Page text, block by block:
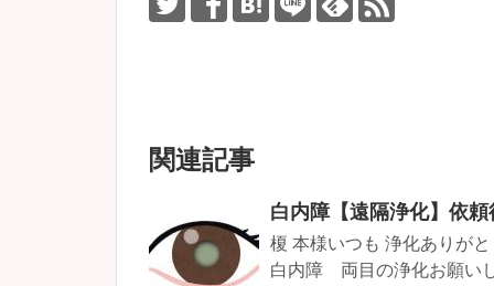
関連記事
白内障【遠隔浄化】依
榎 本様いつも 浄化ありが
白内障 両目の浄化お願い